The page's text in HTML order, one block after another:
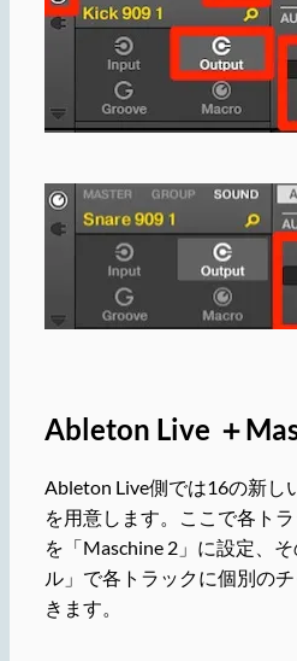
Ableton Live ＋
Ableton Live側では16の新し
を用意します。ここで各ト
を「Maschine 2」に設定、
ル」で各トラックに個別の
きます。